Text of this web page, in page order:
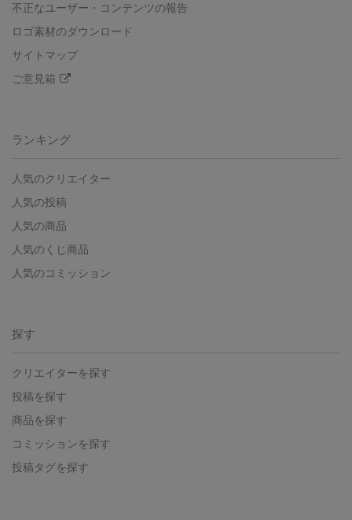
不正なユーザー・コンテンツの報告
ロゴ素材のダウンロード
サイトマップ
ご意見箱
ランキング
人気のクリエイター
人気の投稿
人気の商品
人気のくじ商品
人気のコミッション
探す
クリエイターを探す
投稿を探す
商品を探す
コミッションを探す
投稿タグを探す